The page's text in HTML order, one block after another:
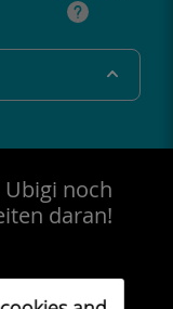
Ubigi noch
daran!